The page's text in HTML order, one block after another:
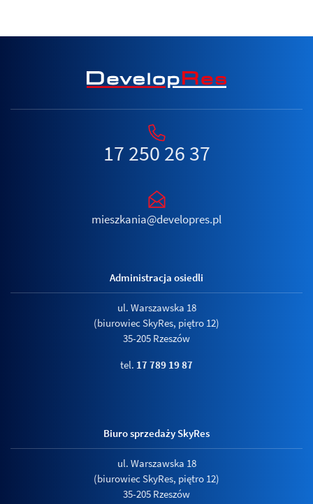
17 250 26 37
mieszkania@developres.pl
Administracja osiedli
ul. Warszawska 18
(biurowiec SkyRes, piętro 12)
35-205 Rzeszów
tel. 17 789 19 87
Biuro sprzedaży SkyRes
ul. Warszawska 18
(biurowiec SkyRes, piętro 12)
35-205 Rzeszów